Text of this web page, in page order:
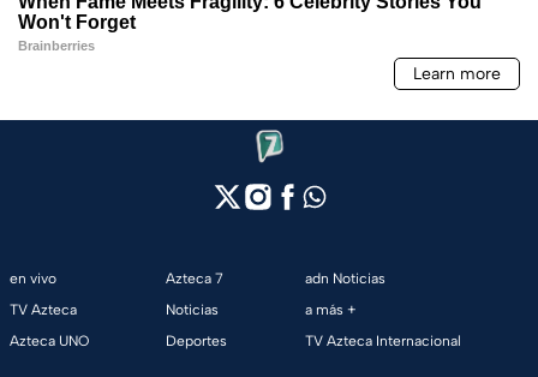
en vivo
TV Azteca
Azteca UNO
Azteca 7
Noticias
Deportes
adn Noticias
a más +
TV Azteca Internacional